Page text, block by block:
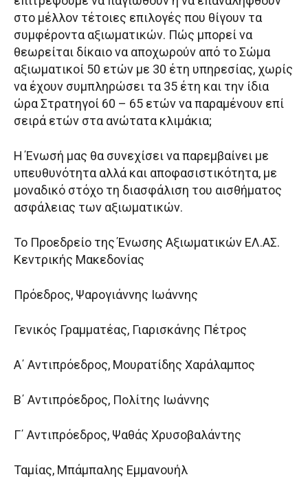
στο μέλλον τέτοιες επιλογές που θίγουν τα
συμφέροντα αξιωματικών. Πώς μπορεί να
θεωρείται δίκαιο να αποχωρούν από το Σώμα
αξιωματικοί 50 ετών με 30 έτη υπηρεσίας, χωρίς
να έχουν συμπληρώσει τα 35 έτη και την ίδια
ώρα Στρατηγοί 60 – 65 ετών να παραμένουν επί
σειρά ετών στα ανώτατα κλιμάκια;
Η Ένωσή μας θα συνεχίσει να παρεμβαίνει με
υπευθυνότητα αλλά και αποφασιστικότητα, με
μοναδικό στόχο τη διασφάλιση του αισθήματος
ασφάλειας των αξιωματικών.
Το Προεδρείο της Ένωσης Αξιωματικών ΕΛ.ΑΣ.
Κεντρικής Μακεδονίας
Πρόεδρος, Ψαρογιάννης Ιωάννης
Γενικός Γραμματέας, Γιαρισκάνης Πέτρος
Α΄ Αντιπρόεδρος, Μουρατίδης Χαράλαμπος
Β΄ Αντιπρόεδρος, Πολίτης Ιωάννης
Γ΄ Αντιπρόεδρος, Ψαθάς Χρυσοβαλάντης
Ταμίας, Μπάμπαλης Εμμανουήλ